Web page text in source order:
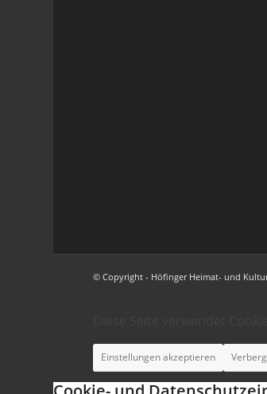
© Copyright - Höfinger Heimat- und
Einstellungen akzeptieren